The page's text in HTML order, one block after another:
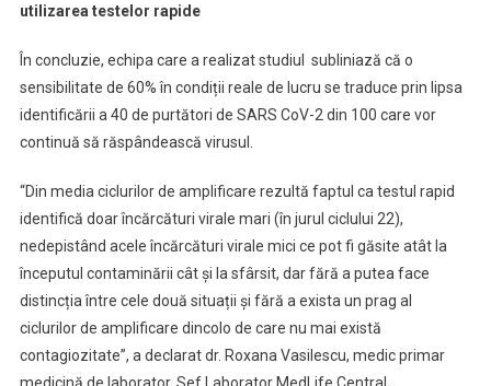
utilizarea testelor rapide
În concluzie, echipa care a realizat studiul subliniază că o
sensibilitate de 60% în condiții reale de lucru se traduce prin lipsa
identificării a 40 de purtători de SARS CoV-2 din 100 care vor
continuă să răspândească virusul.
“Din media ciclurilor de amplificare rezultă faptul ca testul rapid
identifică doar încărcături virale mari (în jurul ciclului 22),
nedepistând acele încărcături virale mici ce pot fi găsite atât la
începutul contaminării cât și la sfârsit, dar fără a putea face
distincția între cele două situații și fără a exista un prag al
ciclurilor de amplificare dincolo de care nu mai există
contagiozitate”, a declarat dr. Roxana Vasilescu, medic primar